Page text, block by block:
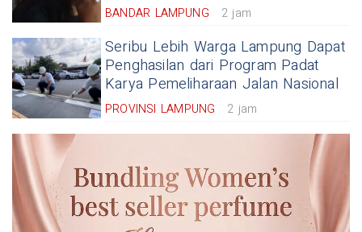
BANDAR LAMPUNG 2 jam
Seribu Lebih Warga Lampung Dapat
Penghasilan dari Program Padat
Karya Pemeliharaan Jalan Nasional
PROVINSI LAMPUNG 2 jam